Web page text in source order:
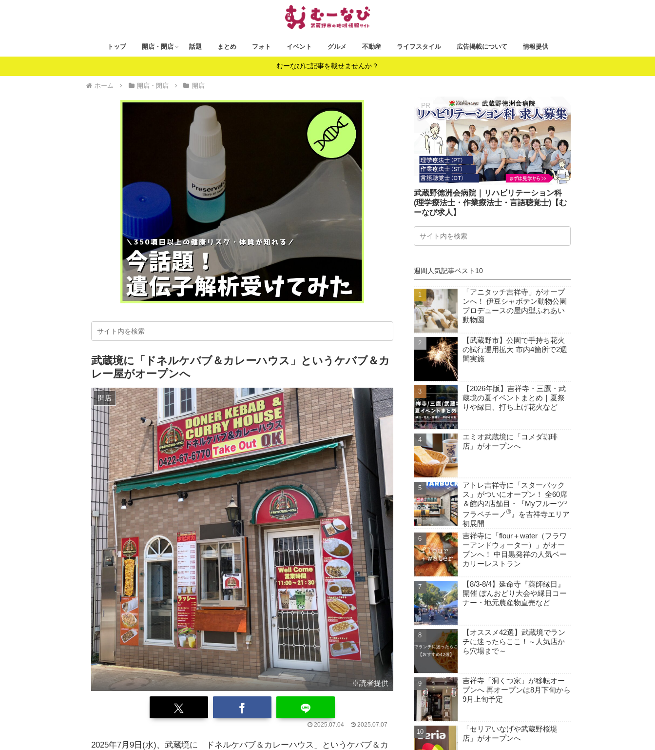
トップ 開店・閉店 話題 まとめ フォト イベント グルメ 不動産 ライフスタイル 広告掲載について 情報提供
むーなびに記事を載せませんか？
ホーム 開店・閉店 開店
武蔵境に「ドネルケバブ＆カレーハウス」というケバブ＆カ
レー屋がオープンへ
開店
※読者提供
2025.07.04 2025.07.07
2025年7月9日(水)、武蔵境に「ドネルケバブ＆カレーハウス」というケバブ＆カ
武蔵野徳洲会病院｜リハビリテーション科
(理学療法士・作業療法士・言語聴覚士)【む
ーなび求人】
週間人気記事ベスト10
「アニタッチ吉祥寺」がオープ
ンへ！ 伊豆シャボテン動物公園
プロデュースの屋内型ふれあい
動物園
【武蔵野市】公園で手持ち花火
の試行運用拡大 市内4箇所で2週
間実施
【2026年版】吉祥寺・三鷹・武
蔵境の夏イベントまとめ｜夏祭
りや縁日、打ち上げ花火など
エミオ武蔵境に「コメダ珈琲
店」がオープンへ
アトレ吉祥寺に「スターバック
ス」がついにオープン！ 全60席
＆館内2店舗目・『Myフルーツ³
フラペチーノ ®』を吉祥寺エリア
初展開
吉祥寺に「flour＋water（フラワ
ーアンドウォーター）」がオー
プンへ！ 中目黒発祥の人気ベー
カリーレストラン
【8/3-8/4】延命寺『薬師縁日』
開催 ぼんおどり大会や縁日コー
ナー・地元農産物直売など
【オススメ42選】武蔵境でラン
チに迷ったらここ！～人気店か
ら穴場まで～
吉祥寺「洞くつ家」が移転オー
プンへ 再オープンは8月下旬から
9月上旬予定
「セリアいなげや武蔵野桜堤
店」がオープンへ